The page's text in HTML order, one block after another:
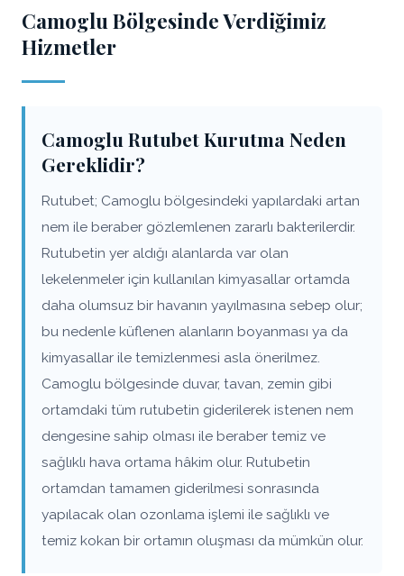
Camoglu Bölgesinde Verdiğimiz
Hizmetler
Camoglu Rutubet Kurutma Neden
Gereklidir?
Rutubet; Camoglu bölgesindeki yapılardaki artan
nem ile beraber gözlemlenen zararlı bakterilerdir.
Rutubetin yer aldığı alanlarda var olan
lekelenmeler için kullanılan kimyasallar ortamda
daha olumsuz bir havanın yayılmasına sebep olur;
bu nedenle küflenen alanların boyanması ya da
kimyasallar ile temizlenmesi asla önerilmez.
Camoglu bölgesinde duvar, tavan, zemin gibi
ortamdaki tüm rutubetin giderilerek istenen nem
dengesine sahip olması ile beraber temiz ve
sağlıklı hava ortama hâkim olur. Rutubetin
ortamdan tamamen giderilmesi sonrasında
yapılacak olan ozonlama işlemi ile sağlıklı ve
temiz kokan bir ortamın oluşması da mümkün olur.